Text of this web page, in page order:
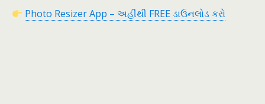
Photo Resizer App – અહીંથી FREE ડાઉનલોડ કરો